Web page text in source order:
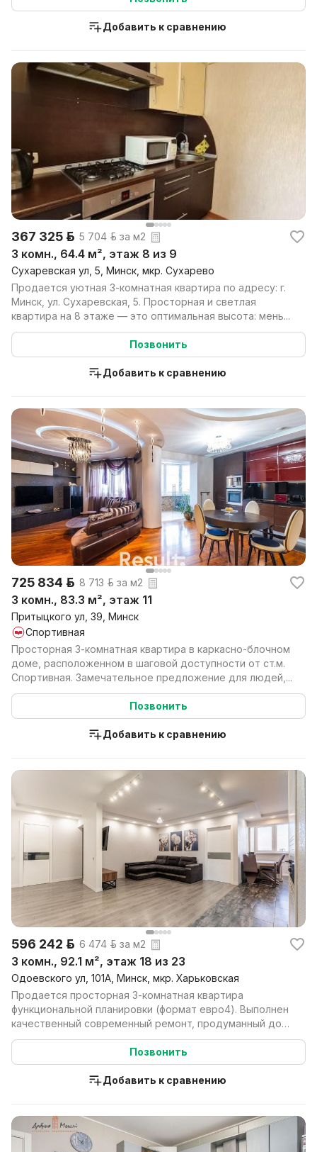
Добавить к сравнению
367 325 р. 5 704 р. за м2
3 комн., 64.4 м², этаж 8 из 9
Сухаревская ул, 5, Минск, мкр. Сухарево
Продается уютная 3-комнатная квартира по адресу: г.
Минск, ул. Сухаревская, 5. Просторная и светлая
квартира на 8 этаже — это оптимальная высота: мень...
Позвонить
Добавить к сравнению
725 834 р. 8 713 р. за м2
3 комн., 83.3 м², этаж 11
Притыцкого ул, 39, Минск
Спортивная
Просторная 3-комнатная квартира в каркасно-блочном
доме, расположенном в шаговой доступности от ст.м.
Спортивная. Замечательное предложение для людей,...
Позвонить
Добавить к сравнению
596 242 р. 6 474 р. за м2
3 комн., 92.1 м², этаж 18 из 23
Одоевского ул, 101А, Минск, мкр. Харьковская
Продается просторная 3-комнатная квартира
функциональной планировки (формат евро4). Выполнен
качественный современный ремонт, продуманный до
мелочей. ...
Позвонить
Добавить к сравнению